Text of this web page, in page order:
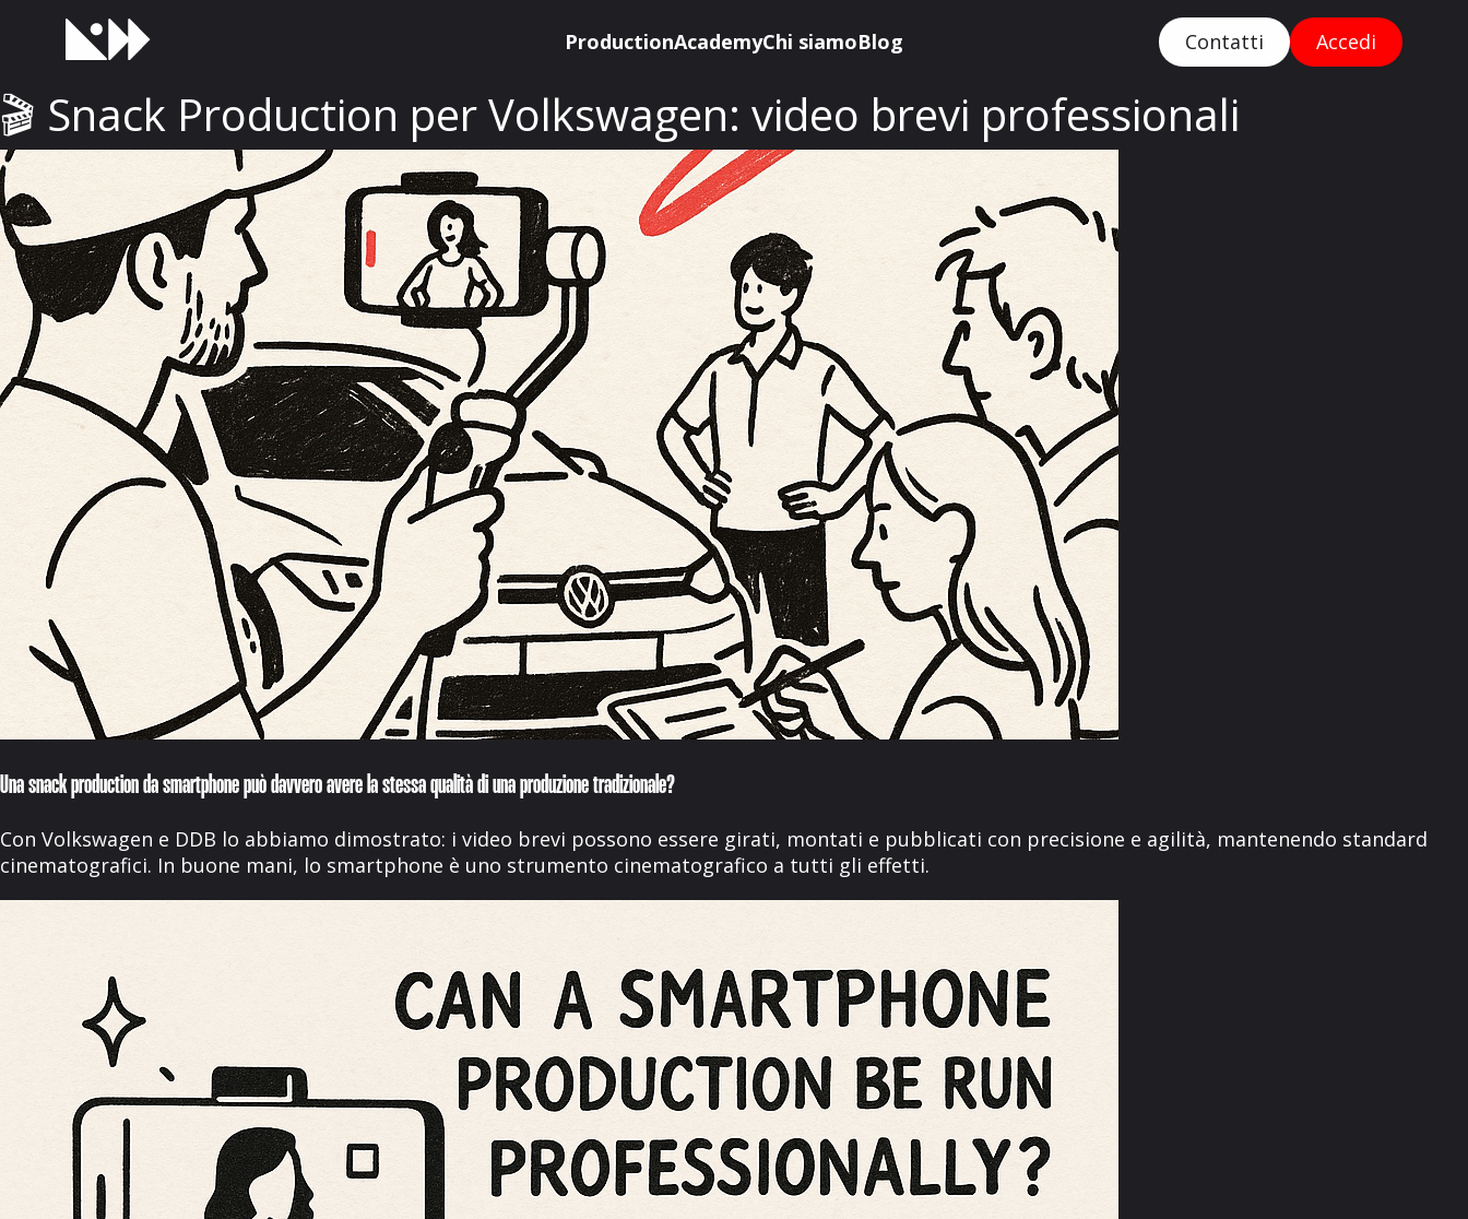
ProductionAcademyChi siamoBlog Contatti Accedi
🎬 Snack Production per Volkswagen: video brevi professionali
Una snack production da smartphone può davvero avere la stessa qualità di una produzione tradizionale?
Con Volkswagen e DDB lo abbiamo dimostrato: i video brevi possono essere girati, montati e pubblicati con precisione e agilità, mantenendo standard
cinematografici. In buone mani, lo smartphone è uno strumento cinematografico a tutti gli effetti.